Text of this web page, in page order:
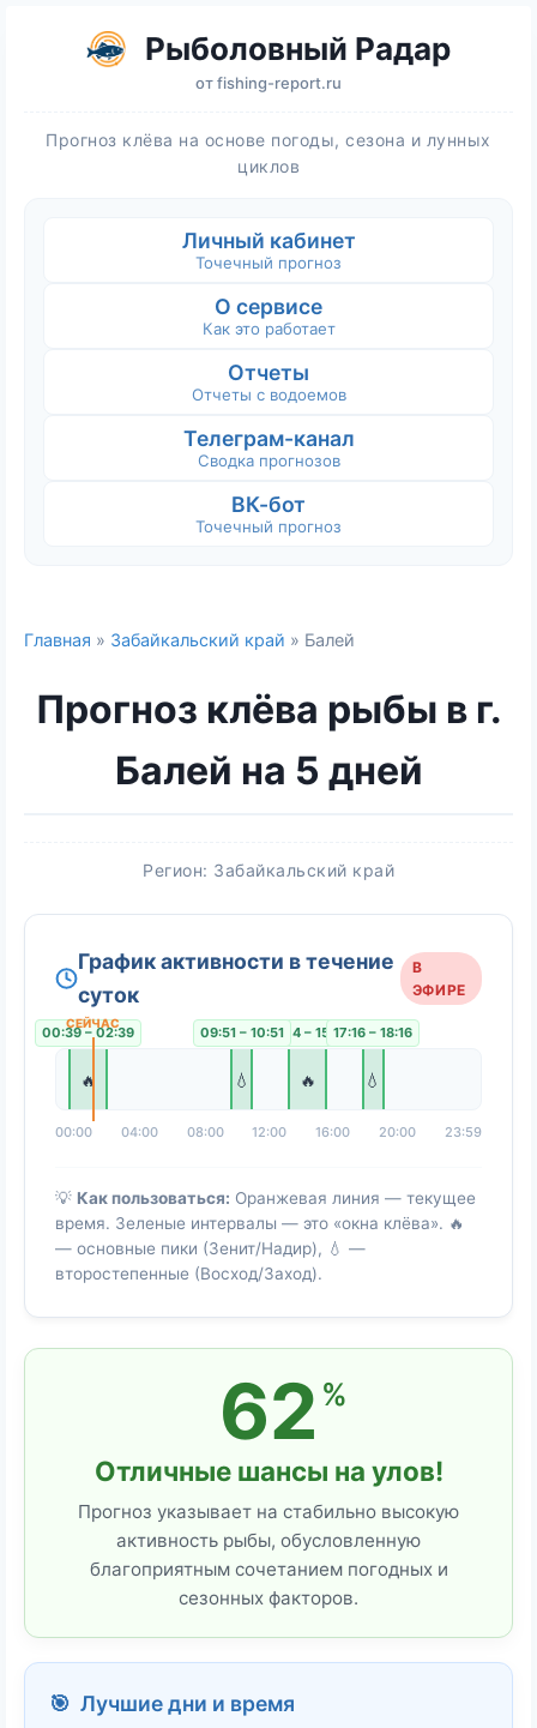
Рыболовный Радар
отfishing-report.ru
Прогноз клёва на основе погоды, сезона и лунных
циклов
Личный кабинет
Точечный прогноз
О сервисе
Как это работает
Отчеты
Отчеты с водоемов
Телеграм-канал
Сводка прогнозов
ВК-бот
Точечный прогноз
Главная » Забайкальский край » Балей
Прогноз клёва рыбы в г.
Балей на 5 дней
Регион: Забайкальский край
График активности в течение
суток
В
ЭФИРЕ
00:39 – 02:39
🔥
13:04 – 15:04
🔥
17:16 – 18:16
💧
09:51 – 10:51
💧
00:00 04:00 08:00 12:00 16:00 20:00 23:59
💡 Как пользоваться: Оранжевая линия — текущее
время. Зеленые интервалы — это «окна клёва». 🔥
— основные пики (Зенит/Надир), 💧 —
второстепенные (Восход/Заход).
62 %
Отличные шансы на улов!
Прогноз указывает на стабильно высокую
активность рыбы, обусловленную
благоприятным сочетанием погодных и
сезонных факторов.
🎯 Лучшие дни и время